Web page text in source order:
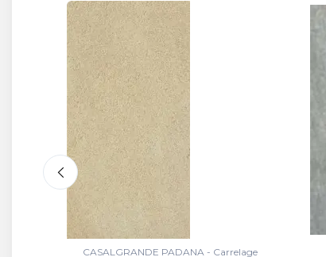
CASALGRANDE PADANA - Carrelage